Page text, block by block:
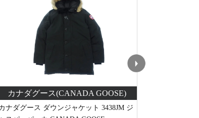
カナダグース(CANADA GOOSE)
ナダグース ダウンジャケット 3438JM ジ